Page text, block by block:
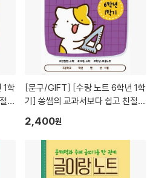
한
[문구/GIFT]
기] 쏭쌤의 교과서보다 쉽고 친절한
육연구소
2,400원